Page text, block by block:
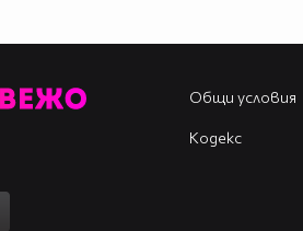
Общи условия
Кодекс